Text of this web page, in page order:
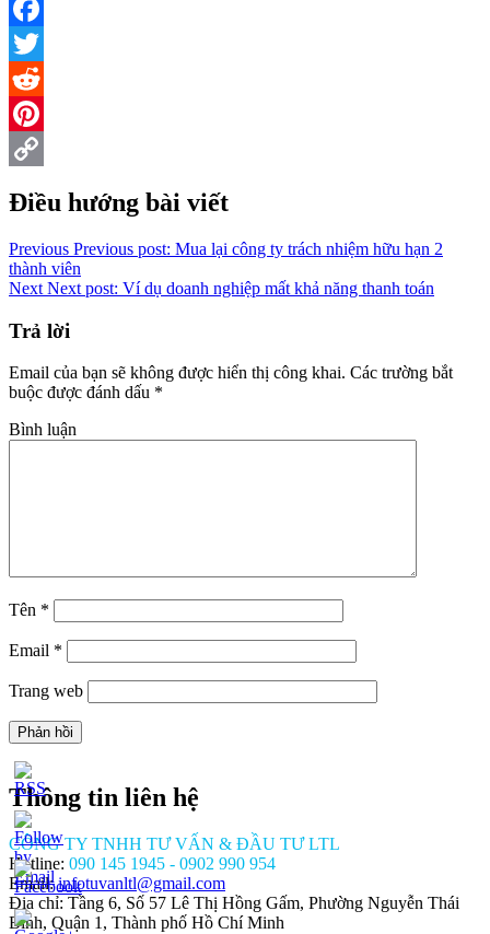
Facebook
Twitter
Reddit
Pinterest
Điều hướng bài viết
Previous Previous post: Mua lại công ty trách nhiệm hữu hạn 2
thành viên
Next Next post: Ví dụ doanh nghiệp mất khả năng thanh toán
Trả lời
Email của bạn sẽ không được hiển thị công khai. Các trường bắt
buộc được đánh dấu *
Bình luận
Tên *
Email *
Trang web
Thông tin liên hệ
CÔNG TY TNHH TƯ VẤN & ĐẦU TƯ LTL
Hotline: 090 145 1945 - 0902 990 954
Email:infotuvanltl@gmail.com
Địa chỉ: Tầng 6, Số 57 Lê Thị Hồng Gấm, Phường Nguyễn Thái
Bình, Quận 1, Thành phố Hồ Chí Minh